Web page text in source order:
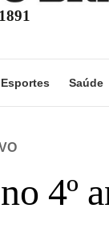
Esportes Saúde
4º